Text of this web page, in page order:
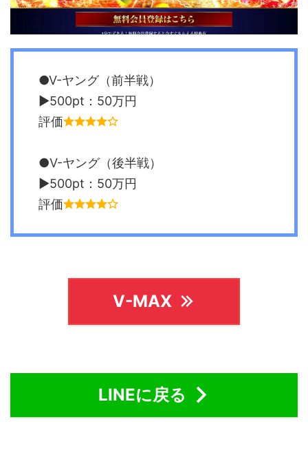
●V-ヤング（前半戦）
▶︎500pt：50万円
評価
●V-ヤング（後半戦）
▶︎500pt：50万円
評価
V-MAX
LINEに戻る